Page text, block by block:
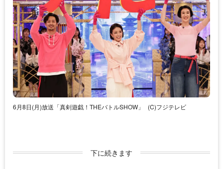
6月8日(月)放送「真剣遊戯！THEバトルSHOW」 (C)フジテレビ
下に続きます